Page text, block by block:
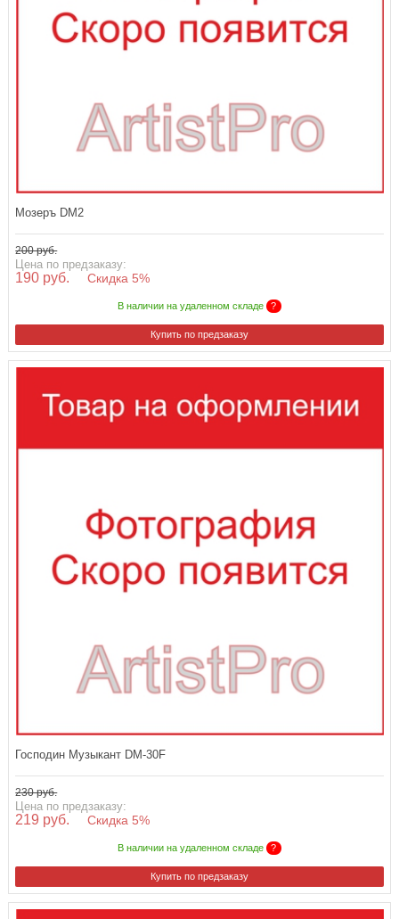
Мозеръ DM2
200 руб.
Цена по предзаказу:
190 руб. Скидка 5%
В наличии на удаленном складе ?
Купить по предзаказу
Господин Музыкант DM-30F
230 руб.
Цена по предзаказу:
219 руб. Скидка 5%
В наличии на удаленном складе ?
Купить по предзаказу